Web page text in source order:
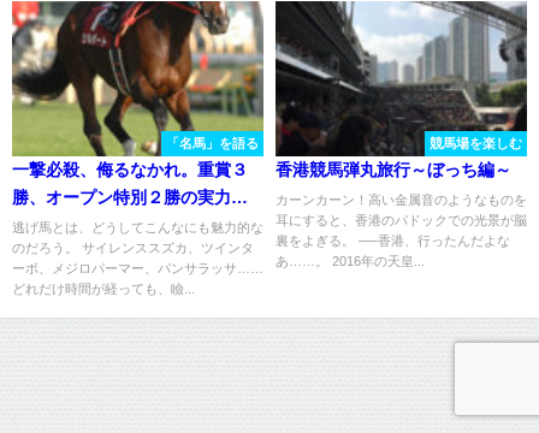
「名馬」を語る
一撃必殺、侮るなかれ。重賞３
勝、オープン特別２勝の実力
派、シルポートの逃走劇。
逃げ馬とは、どうしてこんなにも魅力的な
のだろう。 サイレンススズカ、ツインタ
ーボ、メジロパーマー、パンサラッサ……
どれだけ時間が経っても、瞼...
競馬場を楽しむ
香港競馬弾丸旅行～ぼっち編～
カーンカーン！高い金属音のようなものを
耳にすると、香港のパドックでの光景が脳
裏をよぎる。 ──香港、行ったんだよな
あ……。 2016年の天皇...